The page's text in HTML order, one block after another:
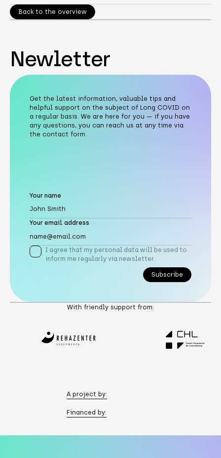
Back to the overview
Newletter
Get the latest information, valuable tips and
helpful support on the subject of Long COVID on
a regular basis. We are here for you — if you have
any questions, you can reach us at any time via
the contact form.
Your name
Your email address
I agree that my personal data will be used to
inform me regularly via newsletter.
Subscribe
Subscribe
With friendly support from:
A project by:
Financed by: